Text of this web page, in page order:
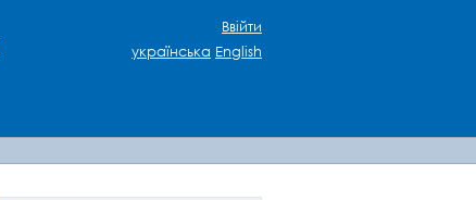
Ввійти
українська English